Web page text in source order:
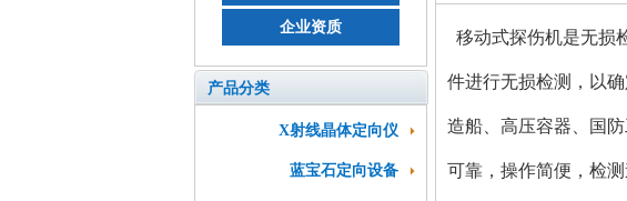
企业资质
产品分类
X射线晶体定向仪
蓝宝石定向设备
移动式探伤机是无损
件进行无损检测，以
造船、高压容器、国
可靠，操作简便，检